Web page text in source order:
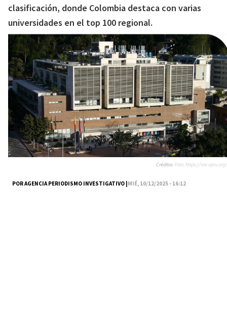
clasificación, donde Colombia destaca con varias
universidades en el top 100 regional.
POR AGENCIA PERIODISMO INVESTIGATIVO |MIÉ, 10/12/2025 - 16:12
Créditos:Foto: https://vse.apru.org/